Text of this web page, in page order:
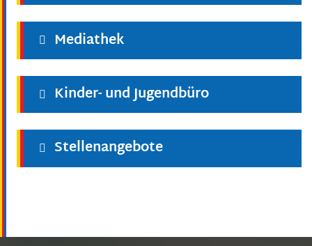
Mediathek
Kinder- und Jugendbüro
Stellenangebote